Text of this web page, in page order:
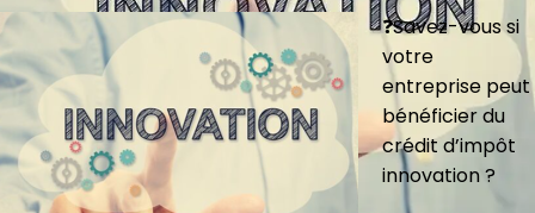
❓Savez-vous si
votre
entreprise peut
bénéficier du
crédit d’impôt
innovation ?